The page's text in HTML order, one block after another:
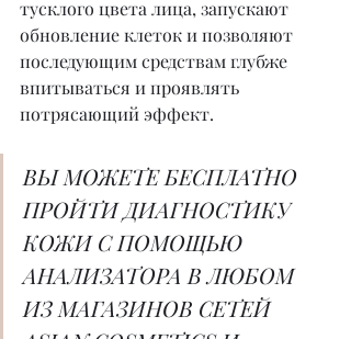
тусклого цвета лица, запускают
обновление клеток и позволяют
последующим средствам глубже
впитываться и проявлять
потрясающий эффект.
ВЫ МОЖЕТЕ БЕСПЛАТНО
ПРОЙТИ ДИАГНОСТИКУ
КОЖИ С ПОМОЩЬЮ
АНАЛИЗАТОРА В ЛЮБОМ
ИЗ МАГАЗИНОВ СЕТЕЙ